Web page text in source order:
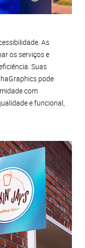
As
os serviços e
Suas
pode
com
e funcional,